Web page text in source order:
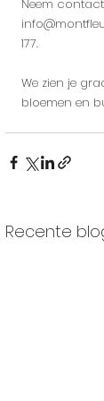
Neem
177.
We zien je
bloemen en
Recente